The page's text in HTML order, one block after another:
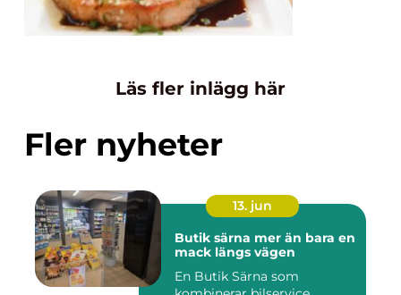
Läs fler inlägg här
Fler nyheter
13. jun
Butik särna mer än bara en
mack längs vägen
En Butik Särna som